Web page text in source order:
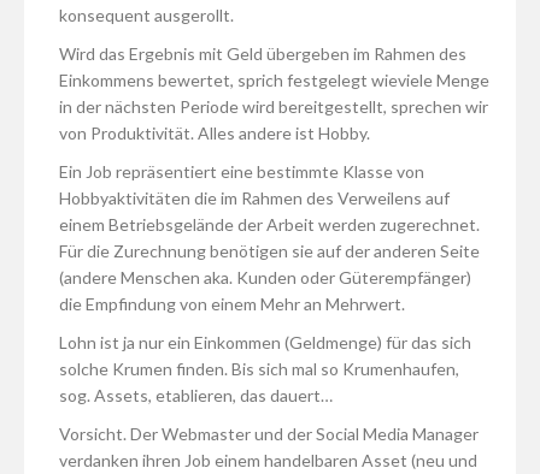
konsequent ausgerollt.
Wird das Ergebnis mit Geld übergeben im Rahmen des
Einkommens bewertet, sprich festgelegt wieviele Menge
in der nächsten Periode wird bereitgestellt, sprechen wir
von Produktivität. Alles andere ist Hobby.
Ein Job repräsentiert eine bestimmte Klasse von
Hobbyaktivitäten die im Rahmen des Verweilens auf
einem Betriebsgelände der Arbeit werden zugerechnet.
Für die Zurechnung benötigen sie auf der anderen Seite
(andere Menschen aka. Kunden oder Güterempfänger)
die Empfindung von einem Mehr an Mehrwert.
Lohn ist ja nur ein Einkommen (Geldmenge) für das sich
solche Krumen finden. Bis sich mal so Krumenhaufen,
sog. Assets, etablieren, das dauert…
Vorsicht. Der Webmaster und der Social Media Manager
verdanken ihren Job einem handelbaren Asset (neu und